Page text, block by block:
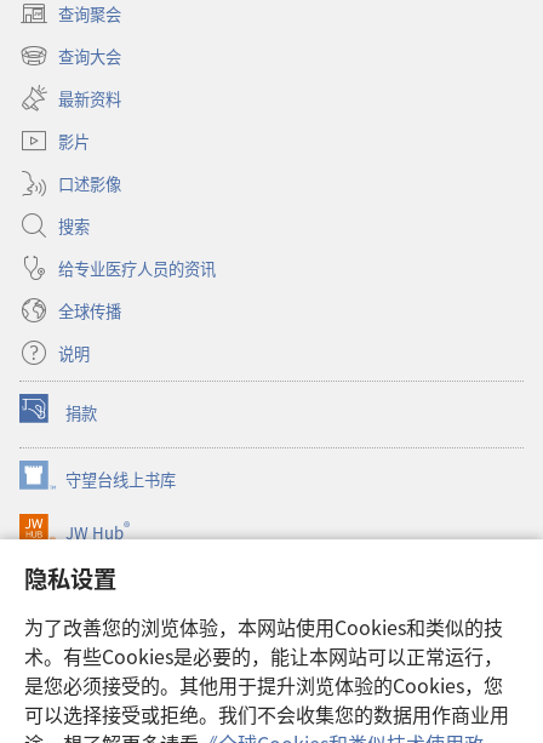
隐私设置
为了改善您的浏览体验，本网站使用Cookies和类似的技
术。有些Cookies是必要的，能让本网站可以正常运行，
是您必须接受的。其他用于提升浏览体验的Cookies，您
可以选择接受或拒绝。我们不会收集您的数据用作商业用
查询聚会
（打
开
新
窗
口）
查询大会
（打
开
新
窗
最新资料
影片
口述影像
搜索
给专业医疗人员的资讯
全球传播
说明
捐款
（打
开
新
窗
口）
守望台线上书库
（打
开
新
口）
JW Hub®
（打
开
新
口）
JW Library®
Watchtower Library